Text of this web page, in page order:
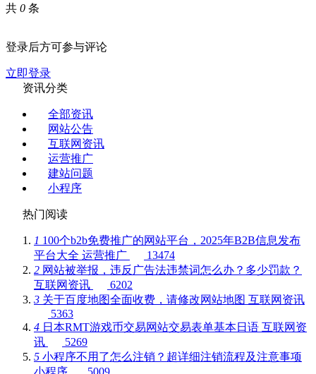
共 0 条
登录后方可参与评论
立即登录
资讯分类
全部资讯
网站公告
互联网资讯
运营推广
建站问题
小程序
热门阅读
1 100个b2b免费推广的网站平台，2025年B2B信息发布
平台大全 运营推广
13474
2 网站被举报，违反广告法违禁词怎么办？多少罚款？
互联网资讯
6202
3 关于百度地图全面收费，请修改网站地图 互联网资讯
5363
4 日本RMT游戏币交易网站交易表单基本日语 互联网资
讯
5269
5 小程序不用了怎么注销？超详细注销流程及注意事项
小程序
5009